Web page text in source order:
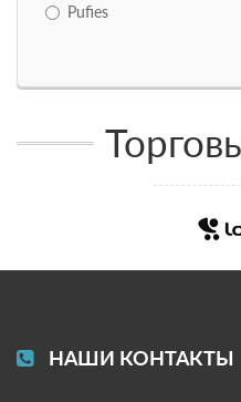
Pufies
НАШИ КОНТАКТЫ